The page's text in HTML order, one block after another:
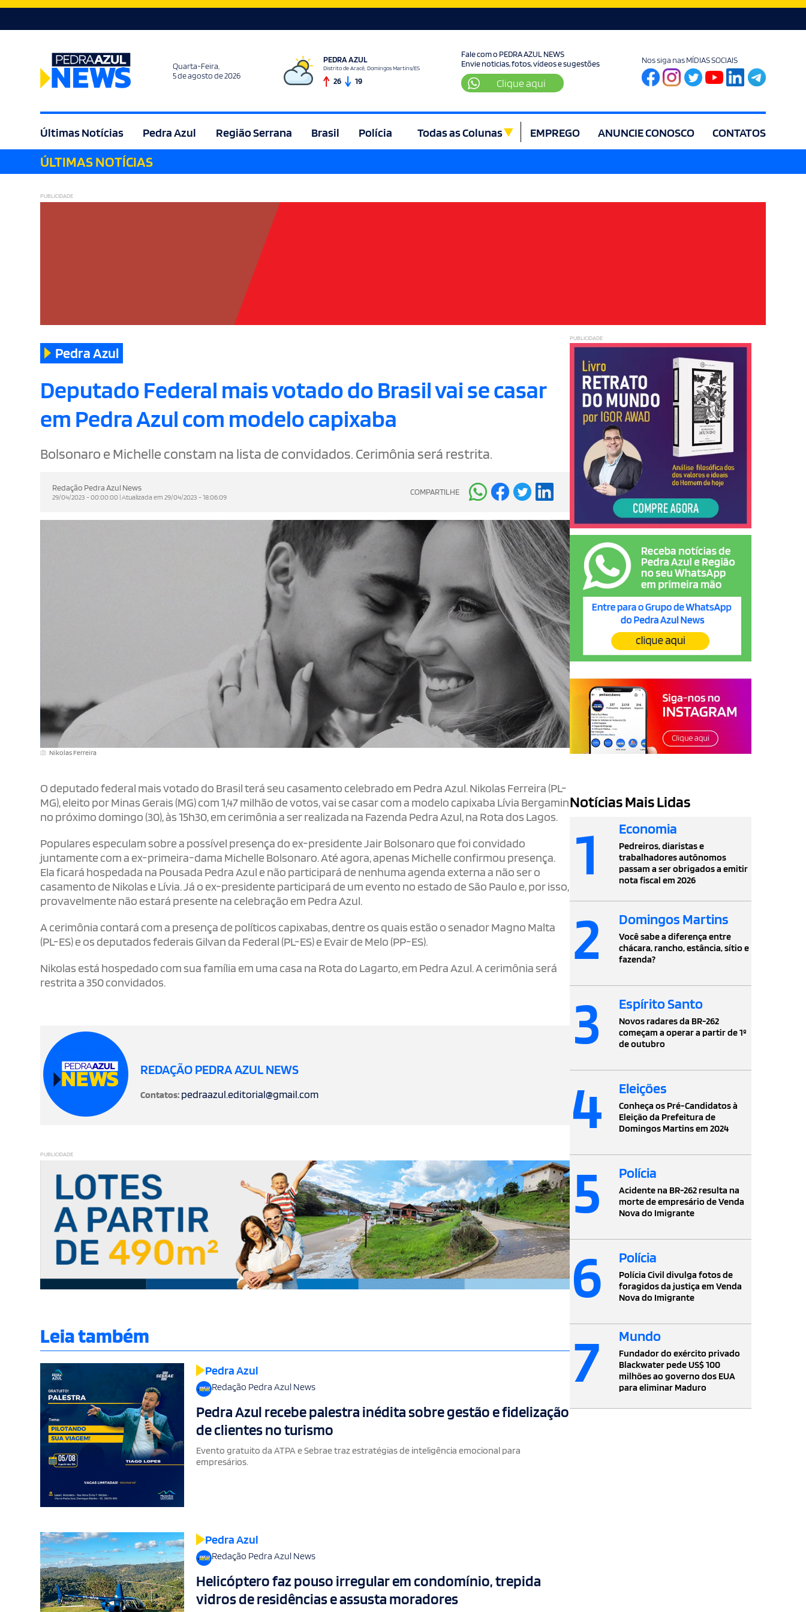
Quarta-Feira,
5 de agosto de 2026
PEDRA AZUL
Distrito de Aracê, Domingos Martins/ES
26 19
Fale com o PEDRA AZUL NEWS
Envie noticias, fotos, vídeos e sugestões
Clique aqui
Nos siga nas MÍDIAS SOCIAIS
Últimas Notícias Pedra Azul Região Serrana Brasil Polícia Todas as Colunas
Agricultura
EMPREGO ANUNCIE CONOSCO CONTATOS
ÚLTIMAS NOTÍCIAS
PUBLICIDADE
Pedra Azul
Deputado Federal mais votado do Brasil vai se casar
em Pedra Azul com modelo capixaba
Bolsonaro e Michelle constam na lista de convidados. Cerimônia será restrita.
Redação Pedra Azul News
29/04/2023 - 00:00:00 | Atualizada em 29/04/2023 - 18:06:09 COMPARTILHE
Nikolas Ferreira
O deputado federal mais votado do Brasil terá seu casamento celebrado em Pedra Azul. Nikolas Ferreira (PL-
MG), eleito por Minas Gerais (MG) com 1,47 milhão de votos, vai se casar com a modelo capixaba Lívia Bergamin
no próximo domingo (30), às 15h30, em cerimônia a ser realizada na Fazenda Pedra Azul, na Rota dos Lagos.
Populares especulam sobre a possível presença do ex-presidente Jair Bolsonaro que foi convidado
juntamente com a ex-primeira-dama Michelle Bolsonaro. Até agora, apenas Michelle confirmou presença.
Ela ficará hospedada na Pousada Pedra Azul e não participará de nenhuma agenda externa a não ser o
casamento de Nikolas e Lívia. Já o ex-presidente participará de um evento no estado de São Paulo e, por isso,
provavelmente não estará presente na celebração em Pedra Azul.
A cerimônia contará com a presença de políticos capixabas, dentre os quais estão o senador Magno Malta
(PL-ES) e os deputados federais Gilvan da Federal (PL-ES) e Evair de Melo (PP-ES).
Nikolas está hospedado com sua família em uma casa na Rota do Lagarto, em Pedra Azul. A cerimônia será
restrita a 350 convidados.
REDAÇÃO PEDRA AZUL NEWS
Contatos: pedraazul.editorial@gmail.com
PUBLICIDADE
Leia também
Pedra Azul
Redação Pedra Azul News
Pedra Azul recebe palestra inédita sobre gestão e fidelização
de clientes no turismo
Evento gratuito da ATPA e Sebrae traz estratégias de inteligência emocional para
empresários.
Pedra Azul
Redação Pedra Azul News
Helicóptero faz pouso irregular em condomínio, trepida
vidros de residências e assusta moradores
PUBLICIDADE
Notícias Mais Lidas
1 Economia
Pedreiros, diaristas e
trabalhadores autônomos
passam a ser obrigados a emitir
nota fiscal em 2026
2 Domingos Martins
Você sabe a diferença entre
chácara, rancho, estância, sítio e
fazenda?
3 Espírito Santo
Novos radares da BR-262
começam a operar a partir de 1º
de outubro
4 Eleições
Conheça os Pré-Candidatos à
Eleição da Prefeitura de
Domingos Martins em 2024
5 Polícia
Acidente na BR-262 resulta na
morte de empresário de Venda
Nova do Imigrante
6 Polícia
Polícia Civil divulga fotos de
foragidos da justiça em Venda
Nova do Imigrante
7 Mundo
Fundador do exército privado
Blackwater pede US$ 100
milhões ao governo dos EUA
para eliminar Maduro